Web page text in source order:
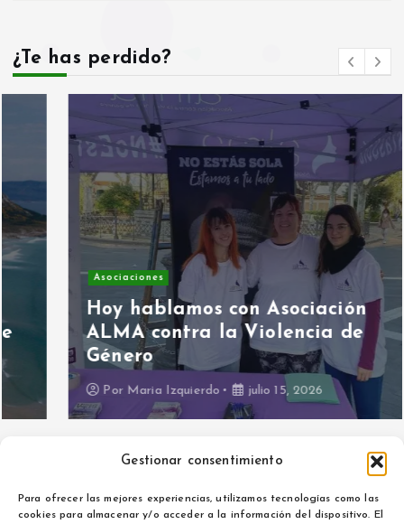
Gestionar consentimiento
Para ofrecer las mejores experiencias, utilizamos tecnologías como las
cookies para almacenar y/o acceder a la información del dispositivo. El
¿Te has perdido?
Asociaciones
Hoy hablamos con Asociación
ALMA contra la Violencia de
Género
PorMaria Izquierdo julio 15, 2026